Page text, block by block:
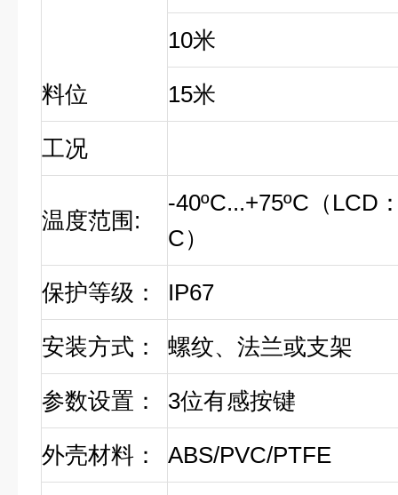
料位
10米
15米
工况
温度范围 :
-40ºC...+75ºC （ LCD
C）
保护等级： IP67
安装方式： 螺纹、法兰或支架
参数设置： 3位有感按键
外壳材料： ABS/PVC/PTFE